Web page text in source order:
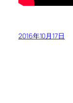
2016年10月17日